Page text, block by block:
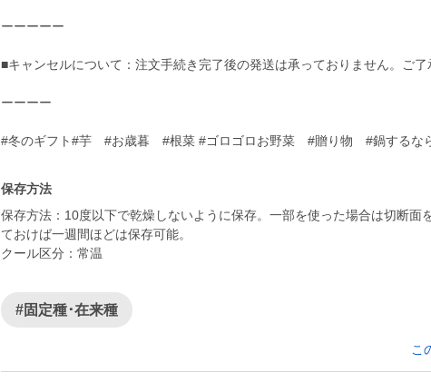
ーーーーー
■キャンセルについて：注文手続き完了後の発送は承っておりません。ご了
ーーーー
#冬のギフト#芋 #お歳暮 #根菜 #ゴロゴロお野菜 #贈り物 #鍋するな
保存方法
保存方法：10度以下で乾燥しないように保存。一部を使った場合は切断面
ておけば一週間ほどは保存可能。
クール区分：常温
#固定種･在来種
こ